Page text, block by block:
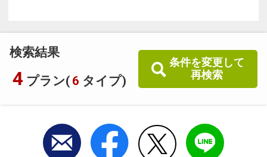
検索結果
4 プラン( 6 タイプ)
条件を変更して
再検索